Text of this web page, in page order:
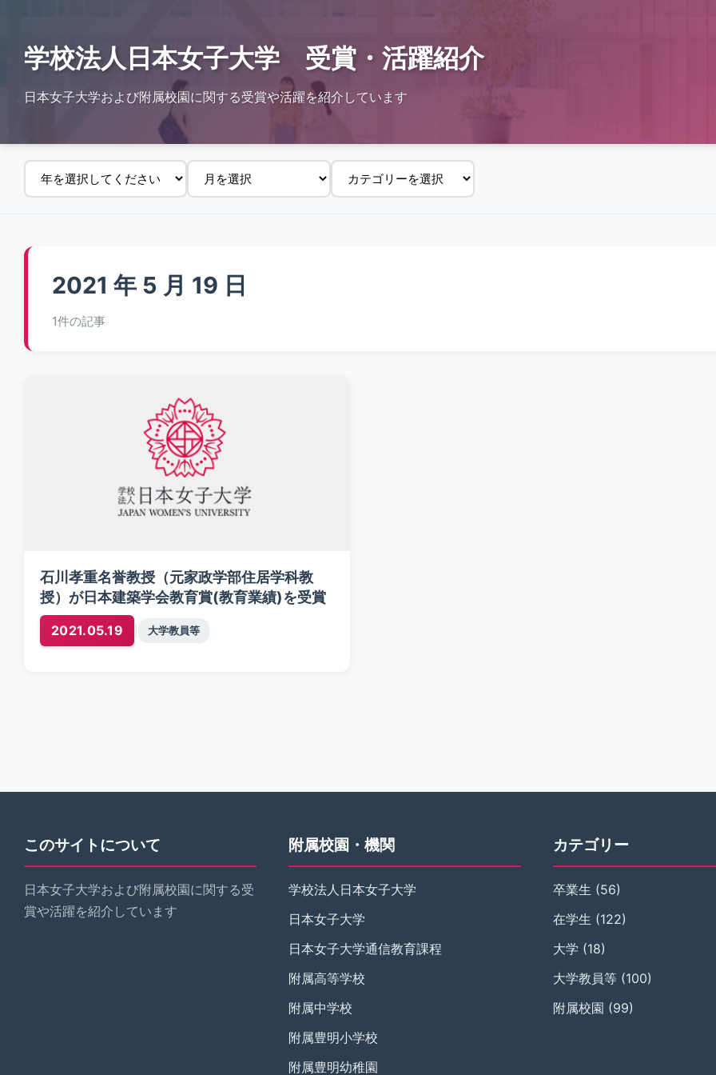
学校法人日本女子大学 受賞・活躍紹介
日本女子大学および附属校園に関する受賞や活躍を紹介しています
2021 年 5 月 19 日
1件の記事
石川孝重名誉教授（元家政学部住居学科教
授）が日本建築学会教育賞(教育業績)を受賞
2021.05.19 大学教員等
このサイトについて
日本女子大学および附属校園に関する受
賞や活躍を紹介しています
附属校園・機関
学校法人日本女子大学
日本女子大学
日本女子大学通信教育課程
附属高等学校
附属中学校
附属豊明小学校
附属豊明幼稚園
カテゴリー
卒業生 (56)
在学生 (122)
大学 (18)
大学教員等 (100)
附属校園 (99)